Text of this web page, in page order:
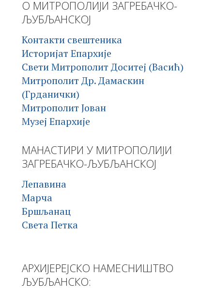
О МИТРОПОЛИЈИ ЗАГРЕБАЧКО-
ЉУБЉАНСКОЈ
Контакти свештеника
Историјат Епархије
Свети Митрополит Доситеј (Васић)
Митрополит Др. Дамаскин
(Грданички)
Митрополит Јован
Музеј Епархије
МАНАСТИРИ У МИТРОПОЛИЈИ
ЗАГРЕБАЧКО-ЉУБЉАНСКОЈ
Лепавина
Марча
Бршљанац
Света Петка
АРХИЈЕРЕЈСКО НАМЕСНИШТВО
ЉУБЉАНСКО: